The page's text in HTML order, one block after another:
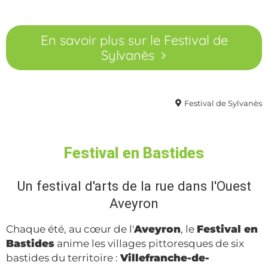
En savoir plus sur le Festival de
Sylvanès
Festival de Sylvanès
Festival en Bastides
Un festival d'arts de la rue dans l'Ouest
Aveyron
Chaque été, au cœur de l'Aveyron, le Festival en
Bastides anime les villages pittoresques de six
bastides du territoire :Villefranche-de-